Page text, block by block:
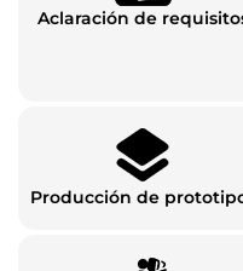
Aclaración de
Producción de